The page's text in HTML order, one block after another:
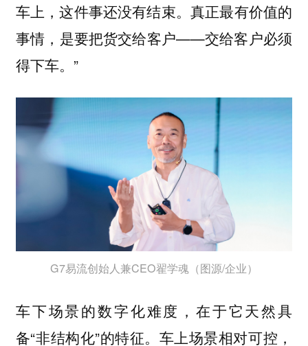
车上，这件事还没有结束。真正最有价值的
事情，是要把货交给客户——交给客户必须
得下车。”
G7易流创始人兼CEO翟学魂（图源/企业）
车下场景的数字化难度，在于它天然具
备“非结构化”的特征。车上场景相对可控，